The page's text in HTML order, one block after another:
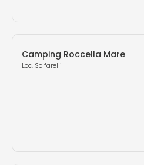
Camping Roccella Mare
Loc. Solfarelli